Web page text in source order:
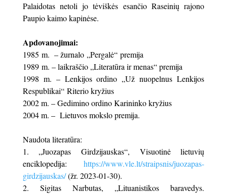
Palaidotas netoli jo tėviškės esančio Raseinių rajono
Paupio kaimo kapinėse.
Apdovanojimai:
1985 m. – žurnalo „Pergalė“ premija
1989 m. – laikraščio „Literatūra ir menas“ premija
1998 m. – Lenkijos ordino „Už nuopelnus Lenkijos
Respublikai“ Riterio kryžius
2002 m. – Gedimino ordino Karininko kryžius
2004 m. – Lietuvos mokslo premija.
Naudota literatūra:
„Juozapas Girdzijauskas“, Visuotinė lietuvių
enciklopedija:https://www.vle.lt/straipsnis/juozapas-
girdzijauskas/(žr. 2023-01-30).
Sigitas Narbutas, „Lituanistikos baravedys.